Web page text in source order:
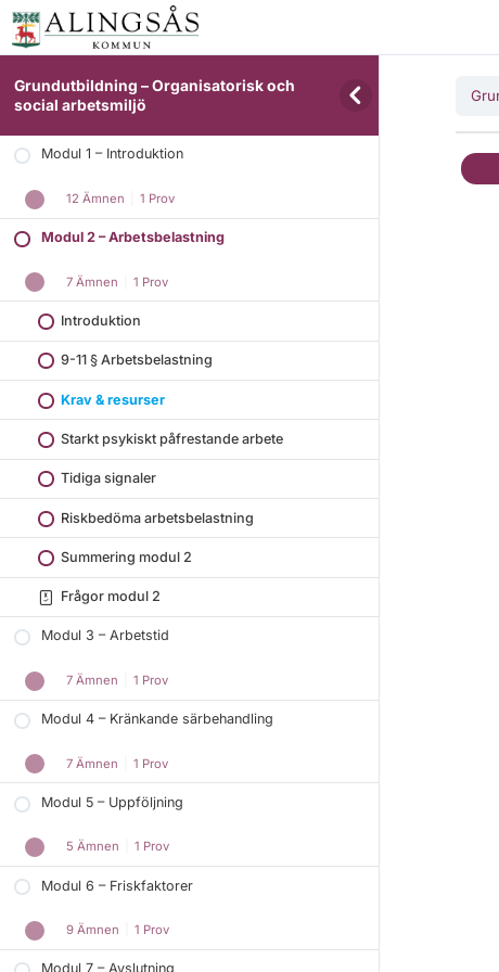
Grundutbildning – Organisatorisk och
social arbetsmiljö
Modul 1 – Introduktion
12 Ämnen 1 Prov
Modul 2 – Arbetsbelastning
7 Ämnen 1 Prov
Introduktion
9-11 § Arbetsbelastning
Krav & resurser
Starkt psykiskt påfrestande arbete
Tidiga signaler
Riskbedöma arbetsbelastning
Summering modul 2
Frågor modul 2
Modul 3 – Arbetstid
7 Ämnen 1 Prov
Modul 4 – Kränkande särbehandling
7 Ämnen 1 Prov
Modul 5 – Uppföljning
5 Ämnen 1 Prov
Modul 6 – Friskfaktorer
9 Ämnen 1 Prov
Modul 7 – Avslutning